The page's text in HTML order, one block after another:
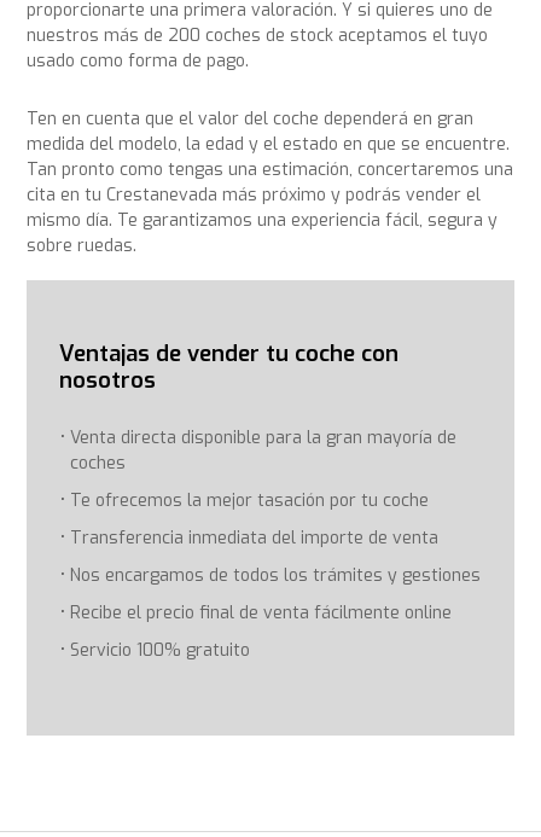
proporcionarte una primera valoración. Y si quieres uno de
nuestros más de 200 coches de stock aceptamos el tuyo
usado como forma de pago.
Ten en cuenta que el valor del coche dependerá en gran
medida del modelo, la edad y el estado en que se encuentre.
Tan pronto como tengas una estimación, concertaremos una
cita en tu Crestanevada más próximo y podrás vender el
mismo día. Te garantizamos una experiencia fácil, segura y
sobre ruedas.
Ventajas de vender tu coche con
nosotros
Venta directa disponible para la gran mayoría de
coches
Te ofrecemos la mejor tasación por tu coche
Transferencia inmediata del importe de venta
Nos encargamos de todos los trámites y gestiones
Recibe el precio final de venta fácilmente online
Servicio 100% gratuito